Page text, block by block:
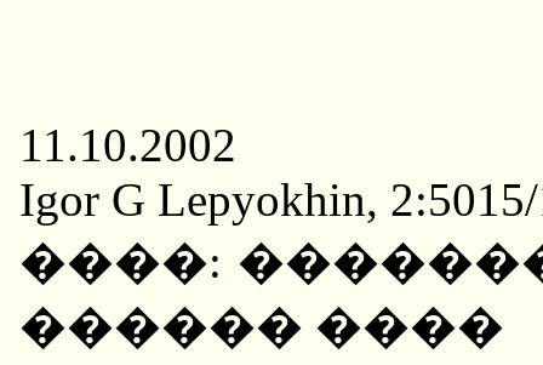
11.10.2002
Igor G Lepyokhin,
����:
������ ����